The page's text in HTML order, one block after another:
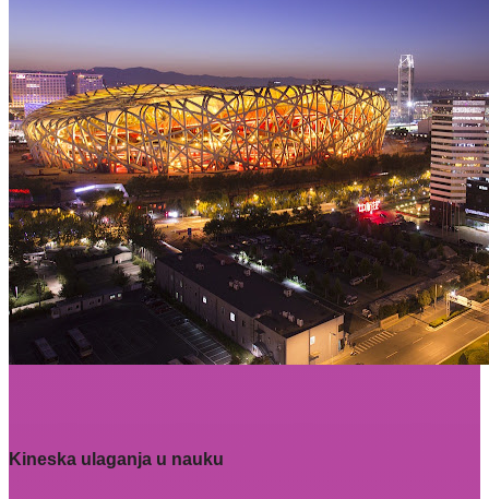
Kineska ulaganja u nauku